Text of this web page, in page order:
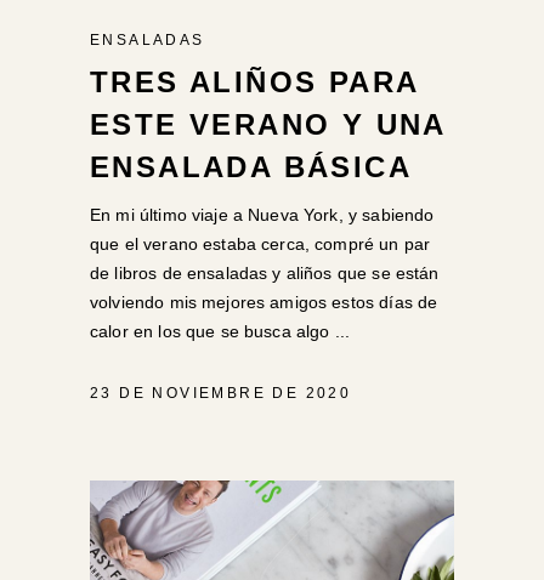
ENSALADAS
TRES ALIÑOS PARA
ESTE VERANO Y UNA
ENSALADA BÁSICA
En mi último viaje a Nueva York, y sabiendo
que el verano estaba cerca, compré un par
de libros de ensaladas y aliños que se están
volviendo mis mejores amigos estos días de
calor en los que se busca algo
23 DE NOVIEMBRE DE 2020